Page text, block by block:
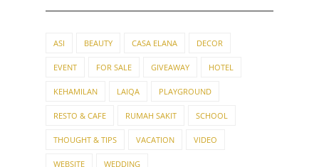
ASI BEAUTY CASA ELANA DECOR
EVENT FOR SALE GIVEAWAY HOTEL
KEHAMILAN LAIQA PLAYGROUND
RESTO & CAFE RUMAH SAKIT SCHOOL
THOUGHT & TIPS VACATION VIDEO
WEBSITE WEDDING